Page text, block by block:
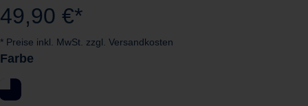
49,90 €*
* Preise inkl. MwSt. zzgl. Versandkosten
Farbe